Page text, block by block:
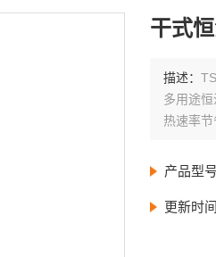
干式
描述：
多用途
热速率节
产品型号
更新时间